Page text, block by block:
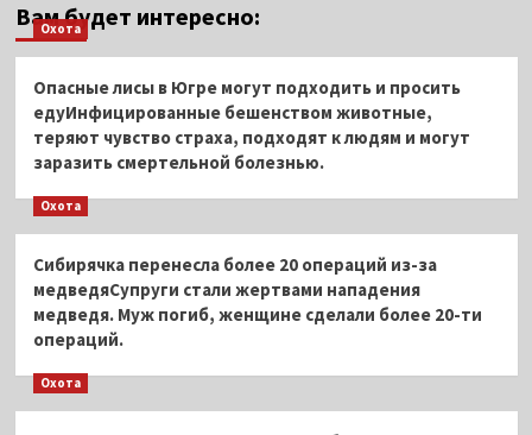
Вам будет интересно:
Охота
Опасные лисы в Югре могут подходить и просить
едуИнфицированные бешенством животные,
теряют чувство страха, подходят к людям и могут
заразить смертельной болезнью.
Охота
Сибирячка перенесла более 20 операций из-за
медведяСупруги стали жертвами нападения
медведя. Муж погиб, женщине сделали более 20-ти
операций.
Охота